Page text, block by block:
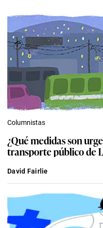
Columnistas
¿Qué medidas son
transporte público de
David Fairlie